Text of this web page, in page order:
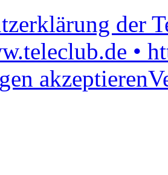
der
•
akzeptieren